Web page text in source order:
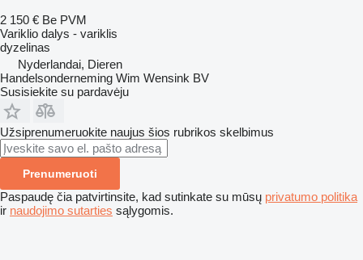
2 150 € Be PVM
Variklio dalys - variklis
dyzelinas
Nyderlandai, Dieren
Handelsonderneming Wim Wensink BV
Susisiekite su pardavėju
Užsiprenumeruokite naujus šios rubrikos skelbimus
Prenumeruoti
Paspaudę čia patvirtinsite, kad sutinkate su mūsų privatumo politika
ir naudojimo sutarties sąlygomis.